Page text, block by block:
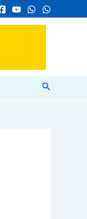
Pesquisar